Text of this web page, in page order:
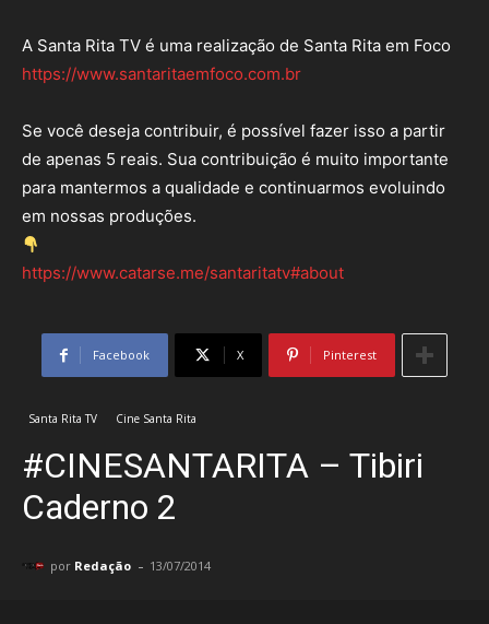
A Santa Rita TV é uma realização de Santa Rita em Foco
https://www.santaritaemfoco.com.br
Se você deseja contribuir, é possível fazer isso a partir
de apenas 5 reais. Sua contribuição é muito importante
para mantermos a qualidade e continuarmos evoluindo
em nossas produções.
https://www.catarse.me/santaritatv#about
Facebook X Pinterest
Santa Rita TV Cine Santa Rita
#CINESANTARITA – Tibiri
Caderno 2
por Redação - 13/07/2014